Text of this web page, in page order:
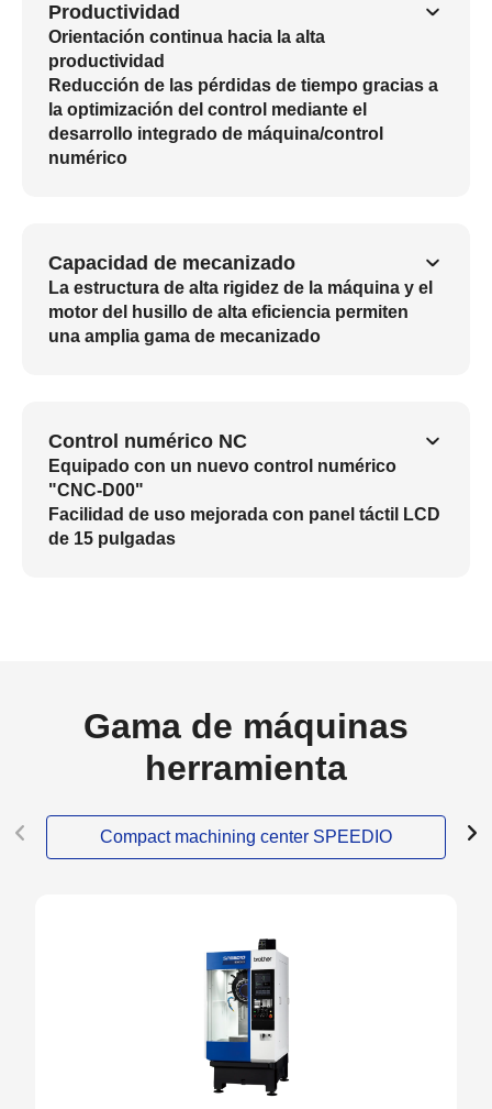
Productividad
Orientación continua hacia la alta
productividad
Reducción de las pérdidas de tiempo gracias a
la optimización del control mediante el
desarrollo integrado de máquina/control
numérico
Capacidad de mecanizado
La estructura de alta rigidez de la máquina y el
motor del husillo de alta eficiencia permiten
una amplia gama de mecanizado
Control numérico NC
Equipado con un nuevo control numérico
"CNC-D00"
Facilidad de uso mejorada con panel táctil LCD
de 15 pulgadas
Gama de máquinas
herramienta
Compact machining center SPEEDIO